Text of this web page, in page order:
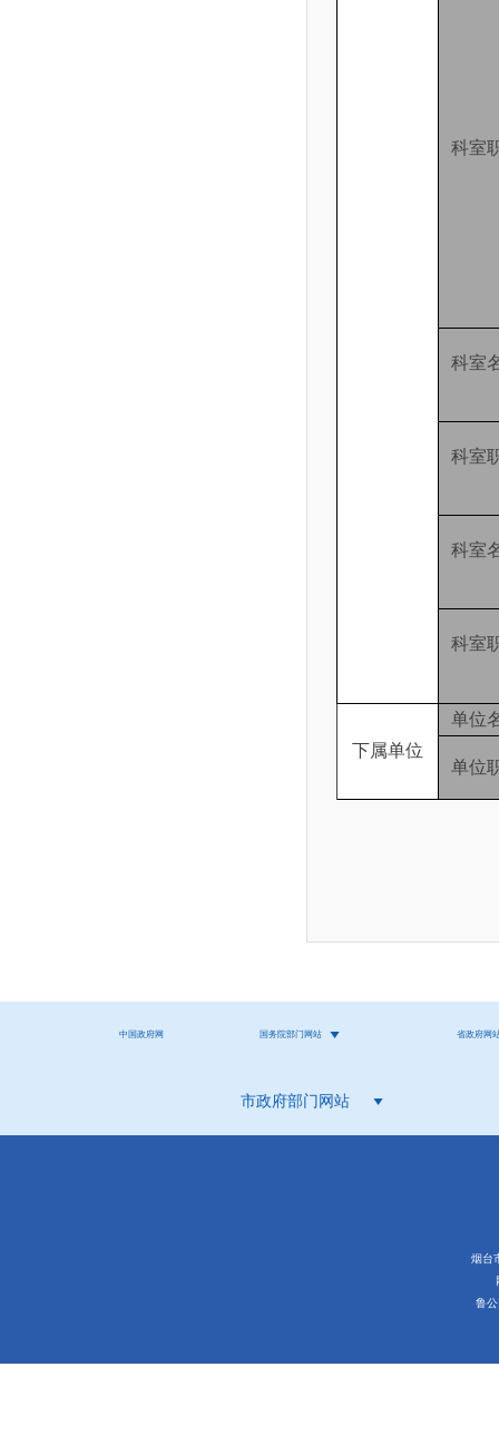
科室
科室
科室
科室
科室
下属单位
单位
单位
中国政府网 国务院部门网站 省政府网
市政府部门网站
烟台
鲁